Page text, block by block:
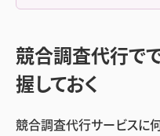
競合調査代行で
握しておく
競合調査代行サービスに